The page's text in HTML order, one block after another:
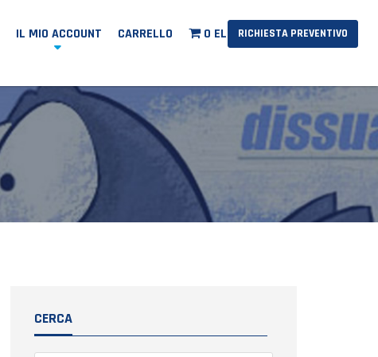
IL MIO ACCOUNT CARRELLO 0 ELEMENTIRICHIESTA PREVENTIVO
CERCA